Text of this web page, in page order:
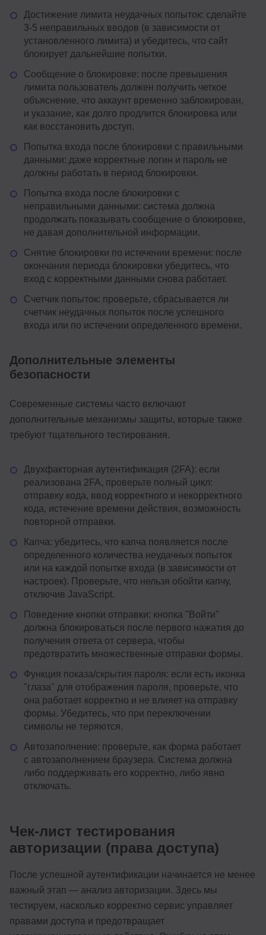
Достижение лимита неудачных попыток: сделайте
3-5 неправильных вводов (в зависимости от
установленного лимита) и убедитесь, что сайт
блокирует дальнейшие попытки.
Сообщение о блокировке: после превышения
лимита пользователь должен получить четкое
объяснение, что аккаунт временно заблокирован,
и указание, как долго продлится блокировка или
как восстановить доступ.
Попытка входа после блокировки с правильными
данными: даже корректные логин и пароль не
должны работать в период блокировки.
Попытка входа после блокировки с
неправильными данными: система должна
продолжать показывать сообщение о блокировке,
не давая дополнительной информации.
Снятие блокировки по истечении времени: после
окончания периода блокировки убедитесь, что
вход с корректными данными снова работает.
Счетчик попыток: проверьте, сбрасывается ли
счетчик неудачных попыток после успешного
входа или по истечении определенного времени.
Дополнительные элементы
безопасности
Современные системы часто включают
дополнительные механизмы защиты, которые также
требуют тщательного тестирования.
Двухфакторная аутентификация (2FA): если
реализована 2FA, проверьте полный цикл:
отправку кода, ввод корректного и некорректного
кода, истечение времени действия, возможность
повторной отправки.
Капча: убедитесь, что капча появляется после
определенного количества неудачных попыток
или на каждой попытке входа (в зависимости от
настроек). Проверьте, что нельзя обойти капчу,
отключив JavaScript.
Поведение кнопки отправки: кнопка "Войти"
должна блокироваться после первого нажатия до
получения ответа от сервера, чтобы
предотвратить множественные отправки формы.
Функция показа/скрытия пароля: если есть иконка
"глаза" для отображения пароля, проверьте, что
она работает корректно и не влияет на отправку
формы. Убедитесь, что при переключении
символы не теряются.
Автозаполнение: проверьте, как форма работает
с автозаполнением браузера. Система должна
либо поддерживать его корректно, либо явно
отключать.
Чек-лист тестирования
авторизации (права доступа)
После успешной аутентификации начинается не менее
важный этап — анализ авторизации. Здесь мы
тестируем, насколько корректно сервис управляет
правами доступа и предотвращает